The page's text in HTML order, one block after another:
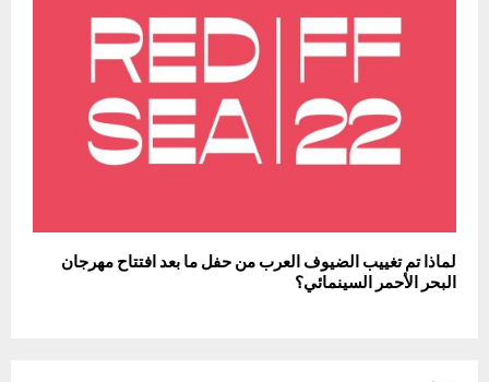
لماذا تم تغييب الضيوف العرب من حفل ما بعد افتتاح مهرجان
البحر الأحمر السينمائي؟